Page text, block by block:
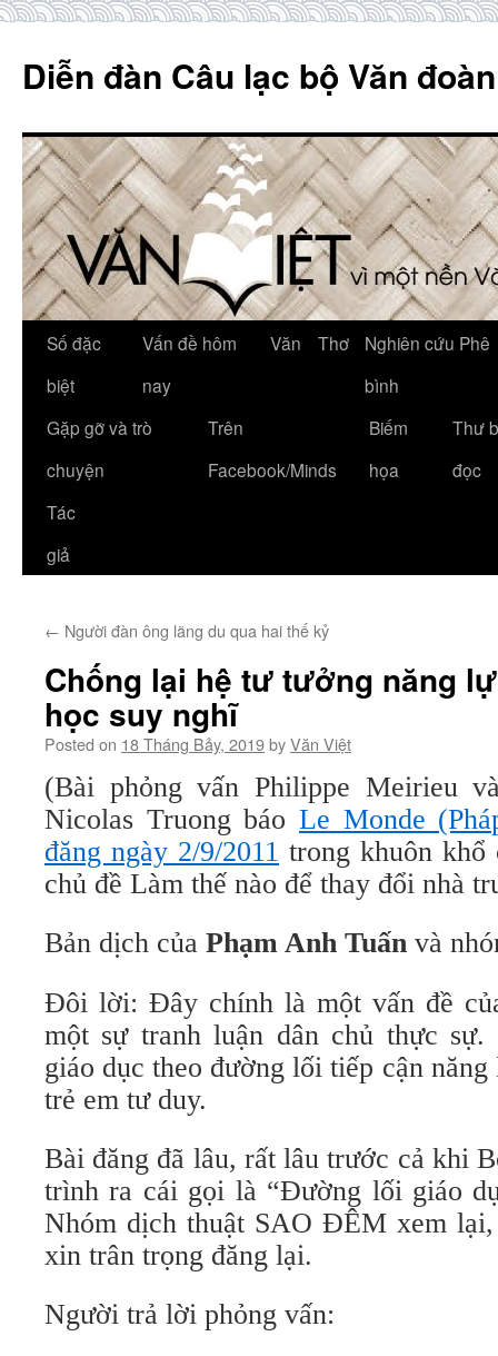
content
Diễn đàn Câu lạc bộ Văn
Số đặc
biệt
Vấn đề hôm
nay
Văn Thơ
Nghiên cứu Phê
bình
Gặp gỡ và trò
chuyện
Trên
Facebook/Minds
Biếm
họa
Thư
đọc
Tác
giả
← Người đàn ông lãng du qua hai thế kỷ
Chống lại hệ tư tưởng năng
học suy nghĩ
Posted on 18 Tháng Bảy, 2019byVăn Việt
(Bài phỏng vấn Philippe Meirieu
Nicolas Truong báo Le Monde
đăng ngày 2/9/2011 trong khuôn khổ
chủ đề Làm thế nào để thay đổi nhà
Bản dịch của Phạm Anh Tuấn và
Đôi lời: Đây chính là một vấn đề
một sự tranh luận dân chủ thực sự.
giáo dục theo đường lối tiếp cận
trẻ em tư duy.
Bài đăng đã lâu, rất lâu trước cả khi
trình ra cái gọi là “Đường lối giáo
Nhóm dịch thuật SAO ĐÊM xem
xin trân trọng đăng lại.
Người trả lời phỏng vấn: